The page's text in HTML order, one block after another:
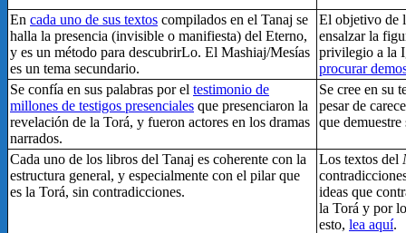
En cada uno de sus textos compilados en el Tanaj se
halla la presencia (invisible o manifiesta) del Eterno,
y es un método para descubrirLo. El Mashiaj/Mesías
es un tema secundario.
El objetivo de
ensalzar la
privilegio a la
procurar
Se confía en sus palabras por el testimonio de
millones de testigos presenciales que presenciaron la
revelación de la Torá, y fueron actores en los dramas
narrados.
Se cree en su
pesar de
que demuestre
Cada uno de los libros del Tanaj es coherente con la
estructura general, y especialmente con el pilar que
es la Torá, sin contradicciones.
Los textos del
ideas que
la Torá y por
esto, lea aquí.